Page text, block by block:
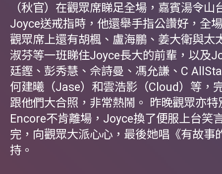
（秋官）在觀眾席睇足全場，嘉賓湯令山
Joyce送戒指時，他還舉手指公讚好，全
觀眾席上還有胡楓、盧海鵬、姜大衛與太
淑芬等一班睇住Joyce長大的前輩，以及
廷鏗、彭秀慧、佘詩曼、馮允謙、C
何建曦（Jase）和雲浩影（Cloud）等，
跟他們大合照，非常熱鬧。 昨晚觀眾亦
Encore不肯離場，Joyce換了便服上台笑
完，向觀眾大派心心，最後她唱《有故事
持。